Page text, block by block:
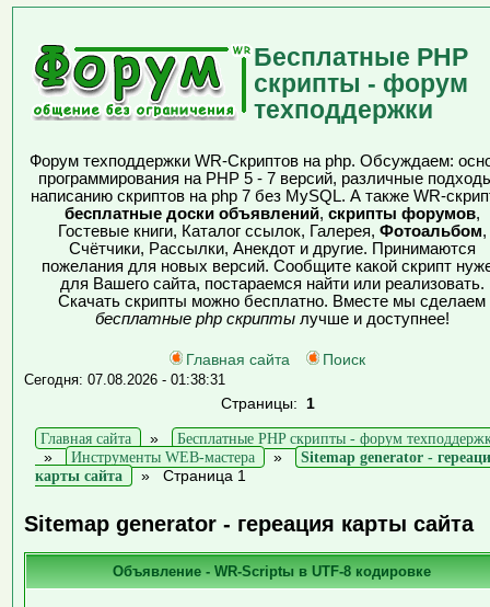
Бесплатные PHP
скрипты - форум
техподдержки
Форум техподдержки WR-Скриптов на php. Обсуждаем:
программирования на PHP 5 - 7 версий, различные
написанию скриптов на php 7 без MySQL. А также WR-
бесплатные доски объявлений, скрипты форумов,
Гостевые книги, Каталог ссылок, Галерея, Фотоальбом,
Счётчики, Рассылки, Анекдот и другие. Принимаются
пожелания для новых версий. Сообщите какой скрипт
для Вашего сайта, постараемся найти или реализовать.
Скачать скрипты можно бесплатно. Вместе мы сделаем
бесплатные php скриптылучше и доступнее!
Главная сайта Поиск
Сегодня: 07.08.2026 - 01:38:31
Страницы: 1
Главная сайта
»
Бесплатные PHP скрипты - форум
»
Инструменты WEB-мастера »
Sitemap generator -
карты сайта
» Страница 1
Sitemap generator - гереация карты сайта
Объявление - WR-Scriptы в UTF-8 кодировке